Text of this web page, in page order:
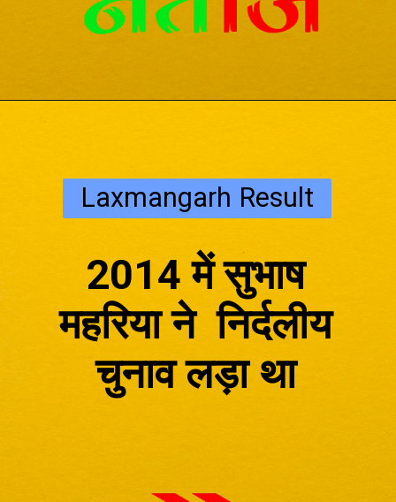
Laxmangarh Result
2014 में सुभाष
महरिया ने निर्दलीय
चुनाव लड़ा था